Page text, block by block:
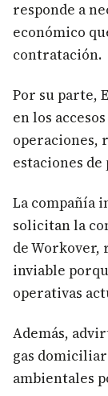
responde a
económico
contratación.
Por su parte,
en los
operaciones,
estaciones
La compañía
solicitan la
de
inviable
operativas
Además,
gas
ambientales